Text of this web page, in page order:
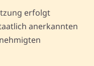
erfolgt
anerkannten